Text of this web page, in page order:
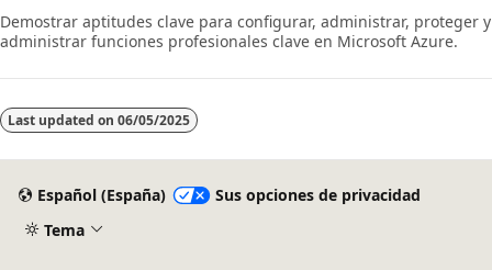
Demostrar aptitudes clave para configurar, administrar, proteger y
administrar funciones profesionales clave en Microsoft Azure.
Last updated on 06/05/2025
Español (España)
Sus opciones de privacidad
Tema